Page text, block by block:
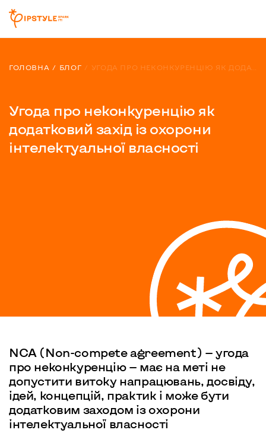
ГОЛОВНА БЛОГ
Угода про неконкуренцію як
додатковий захід із охорони
інтелектуальної власності
NCA (Non-compete agreement) — угода
про неконкуренцію — має на меті не
допустити витоку напрацювань, досвіду,
ідей, концепцій, практик і може бути
додатковим заходом із охорони
інтелектуальної власності